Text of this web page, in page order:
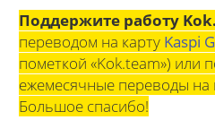
Поддержите работу
переводом на карту Kaspi
пометкой «Kok.team») или
ежемесячные переводы
Большое спасибо!